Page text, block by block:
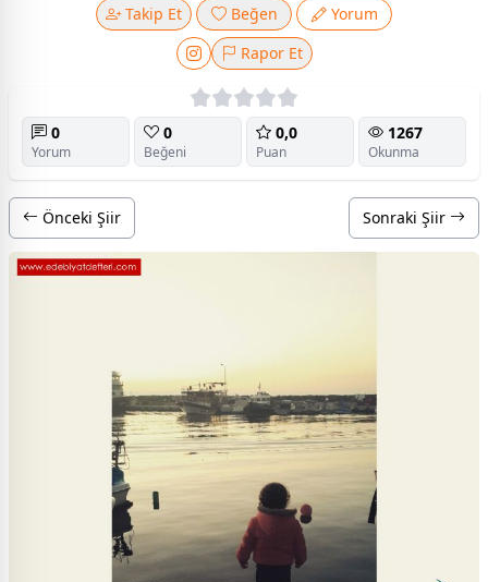
Takip Et Beğen
Yorum
Rapor Et
0
Yorum
0
Beğeni
0,0
Puan
1267
Okunma
Önceki Şiir Sonraki Şiir